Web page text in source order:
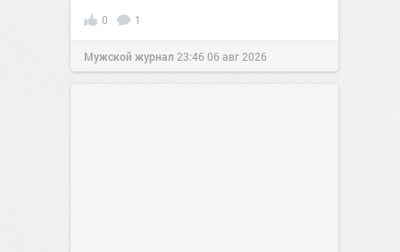
0 1
Мужской журнал 23:4606 авг 2026